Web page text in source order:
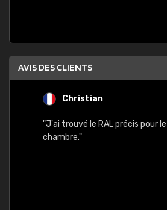
AVIS DES CLIENTS
Christian
"J'ai trouvé le RAL précis pour
chambre."